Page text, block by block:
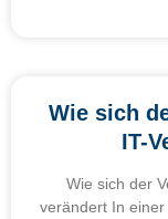
Wie sich
IT-
Wie sich der
verändert In